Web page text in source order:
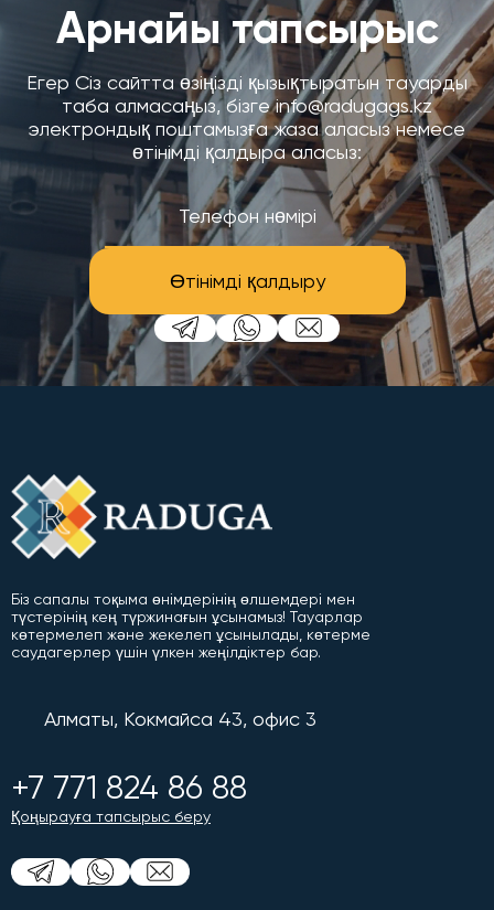
Арнайы тапсырыс
Егер Сіз сайтта өзіңізді қызықтыратын тауарды
таба алмасаңыз, бізге info@radugags.kz
электрондық поштамызға жаза аласыз немесе
өтінімді қалдыра аласыз:
Өтінімді қалдыру
Біз сапалы тоқыма өнімдерінің өлшемдері мен
түстерінің кең түржинағын ұсынамыз! Тауарлар
көтермелеп және жекелеп ұсынылады, көтерме
саудагерлер үшін үлкен жеңілдіктер бар.
Алматы, Кокмайса 43, офис 3
+7 771 824 86 88
Қоңырауға тапсырыс беру